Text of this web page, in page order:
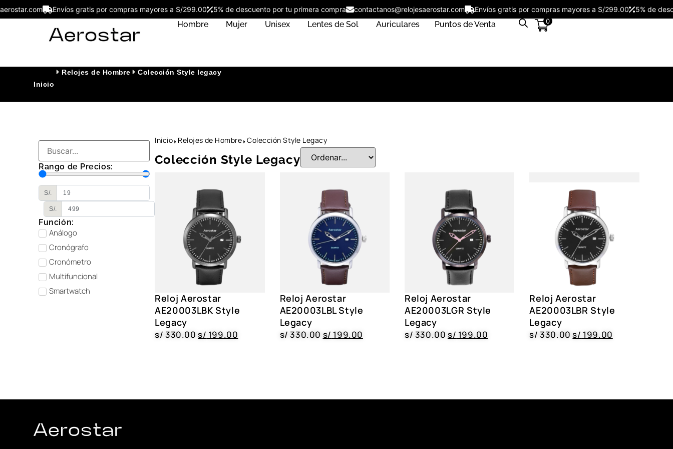
Envíos gratis por compras mayores a S/299.00 5% de descuento por tu primera compra contactanos@relojesaerostar.com Envíos gratis por compras mayores a S/299.00 5% de
Hombre Mujer Unisex Lentes de Sol Auriculares Puntos de Venta 0
Inicio
Relojes de Hombre Colección Style legacy
Rango de Precios:
S/.
S/.
Función:
Análogo
Cronógrafo
Cronómetro
Multifuncional
Smartwatch
Inicio Relojes de Hombre Colección Style Legacy
Colección Style Legacy
Reloj Aerostar
AE20003LBK Style
Legacy
s/330.00s/ 199.00
Reloj Aerostar
AE20003LBL Style
Legacy
s/330.00s/ 199.00
Reloj Aerostar
AE20003LGR Style
Legacy
s/330.00s/ 199.00
Reloj Aerostar
AE20003LBR Style
Legacy
s/330.00s/ 199.00